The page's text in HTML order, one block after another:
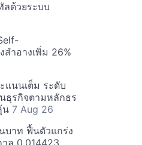
ลด้วยระบบ
ำอางเพิ่ม 26%
แนนเต็ม ระดับ
ธุรกิจตามหลักธร
น 7 Aug 26
บาท ฟื้นตัวแกร่ง
ล 0.014423